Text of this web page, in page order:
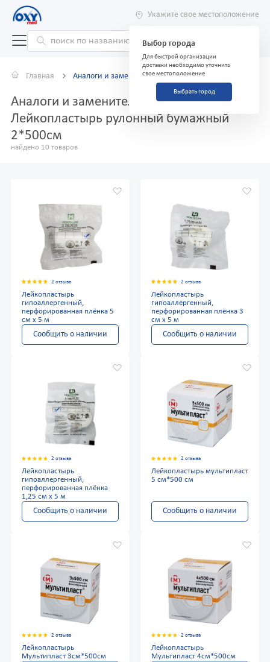
Укажите свое местоположение
Выбор города
Для быстрой организации
доставки необходимо уточнить
свое местоположение
Выбрать город
Главная Аналоги и заменители
Аналоги и заменители препарата
Лейкопластырь рулонный бумажный
2*500см
найдено 10 товаров
2 отзыва
Лейкопластырь
гипоаллергенный,
перфорированная плёнка 5
см х 5 м
Сообщить о наличии
2 отзыва
Лейкопластырь
гипоаллергенный,
перфорированная плёнка 3
см х 5 м
Сообщить о наличии
2 отзыва
Лейкопластырь
гипоаллергенный,
перфорированная плёнка
1,25 см х 5 м
Сообщить о наличии
2 отзыва
Лейкопластырь мультипласт
5 см*500 см
Сообщить о наличии
2 отзыва
Лейкопластырь
Мультипласт 3см*500см
2 отзыва
Лейкопластырь
Мультипласт 4см*500см